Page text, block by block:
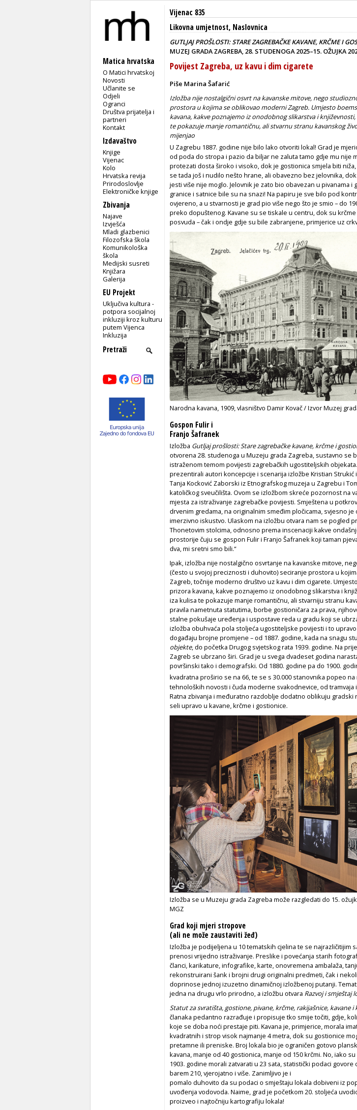
Matica hrvatska
O Matici hrvatskoj
Novosti
Učlanite se
Odjeli
Ogranci
Društva prijatelja i
partneri
Kontakt
Izdavaštvo
Knjige
Vijenac
Kolo
Hrvatska revija
Prirodoslovlje
Elektroničke knjige
Zbivanja
Najave
Izvješća
Mladi glazbenici
Filozofska škola
Komunikološka
škola
Medijski susreti
Knjižara
Galerija
EU Projekt
Uključiva kultura -
potpora socijalnoj
inkluziji kroz kulturu
putem Vijenca
Inkluzija
Vijenac 835
Likovna umjetnost, Naslovnica
GUTLJAJ PROŠLOSTI: STARE ZAGREBAČKE KAVANE, KRČME I
MUZEJ GRADA ZAGREBA, 28. STUDENOGA 2025–15. OŽUJKA
Povijest Zagreba, uz kavu i dim cigarete
Piše Marina Šafarić
Izložba nije nostalgični osvrt na kavanske mitove, nego
prostora u kojima se oblikovao moderni Zagreb. Umjesto
kavana, kakve poznajemo iz onodobnog slikarstva i
te pokazuje manje romantičnu, ali stvarnu stranu kavanskog
mijenjao
U Zagrebu 1887. godine nije bilo lako otvoriti lokal! Grad je
od poda do stropa i pazio da biljar ne zaluta tamo gdje mu nije
protezati dosta široko i visoko, dok je gostionica smjela biti
se tada još i nudilo nešto hrane, ali obavezno bez jelovnika,
jesti više nije moglo. Jelovnik je zato bio obavezan u pivanama i
granice i satnice bile su na snazi! Na papiru je sve bilo pod
ovjereno, a u stvarnosti je grad pio više nego što je smio – do
preko dopuštenog. Kavane su se tiskale u centru, dok su
posvuda – čak i ondje gdje su bile zabranjene, primjerice uz
Narodna kavana, 1909, vlasništvo Damir Kovač / Izvor Muzej
Gospon Fulir i
Franjo Šafranek
Izložba Gutljaj prošlosti: Stare zagrebačke kavane, krčme i
otvorena 28. studenoga u Muzeju grada Zagreba, sustavno se
istraženom temom povijesti zagrebačkih ugostiteljskih
prezentirali autori koncepcije i scenarija izložbe Kristian Strukić
Tanja Kocković Zaborski iz Etnografskog muzeja u Zagrebu i
katoličkog sveučilišta. Ovom se izložbom skreće pozornost na
mjesta za istraživanje zagrebačke povijesti. Smještena u
drvenim gredama, na originalnim smeđim pločicama, svjesno je
imerzivno iskustvo. Ulaskom na izložbu otvara nam se pogled
Thonetovim stolcima, odnosno prema inscenaciji kakve
prostorije čuju se gospon Fulir i Franjo Šafranek koji taman
dva, mi sretni smo bili.“
Ipak, izložba nije nostalgično osvrtanje na kavanske mitove,
(često u svojoj preciznosti i duhovito) seciranje prostora u
Zagreb, točnije moderno društvo uz kavu i dim cigarete.
prizora kavana, kakve poznajemo iz onodobnog slikarstva i
iza kulisa te pokazuje manje romantičnu, ali stvarniju stranu
pravila nametnuta statutima, borbe gostioničara za prava,
stalne pokušaje uređenja i uspostave reda u gradu koji se
izložba obuhvaća pola stoljeća ugostiteljske povijesti i to
događaju brojne promjene – od 1887. godine, kada na snagu
objekte, do početka Drugog svjetskog rata 1939. godine. Na
Zagreb se ubrzano širi. Grad je u svega dvadeset godina
površinski tako i demografski. Od 1880. godine pa do 1900.
kvadratna proširio se na 66, te se s 30.000 stanovnika popeo na
tehnoloških novosti i čuda moderne svakodnevice, od tramvaja
Ratna zbivanja i međuratno razdoblje dodatno oblikuju gradski
seli upravo u kavane, krčme i gostionice.
Izložba se u Muzeju grada Zagreba može razgledati do 15.
MGZ
Grad koji mjeri stropove
(ali ne može zaustaviti žeđ)
Izložba je podijeljena u 10 tematskih cjelina te se najrazličitijim
prenosi vrijedno istraživanje. Preslike i povećanja starih
članci, karikature, infografike, karte, onovremena ambalaža,
rekonstruirani šank i brojni drugi originalni predmeti, čak i
doprinose jednoj izuzetno dinamičnoj izložbenoj putanji.
jedna na drugu vrlo prirodno, a izložbu otvara Razvoj i smještaj
Statut za svratišta, gostione, pivane, krčme, rakijašnice, kavane i
članaka pedantno razrađuje i propisuje tko smije točiti, gdje,
koje se doba noći prestaje piti. Kavana je, primjerice, morala
kvadratnih i strop visok najmanje 4 metra, dok su gostionice
pretamne ili preniske. Broj lokala bio je ograničen gotovo
kavana, manje od 40 gostionica, manje od 150 krčmi. No, iako
1903. godine morali zatvarati u 23 sata, statistički podaci
barem 210, vjerojatno i više. Zanimljivo je i
pomalo duhovito da su podaci o smještaju lokala dobiveni iz
uvođenja vodovoda. Naime, grad je početkom 20. stoljeća
proizveo i najtočniju kartografiju lokala!